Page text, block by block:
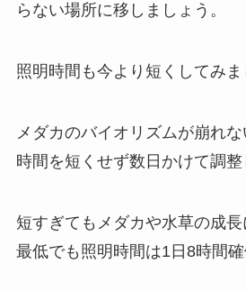
らない場所に移しましょう。
照明時間も今より短くしてみま
メダカのバイオリズムが崩れ
時間を短くせず数日かけて調整
短すぎてもメダカや水草の成長
最低でも照明時間は1日8時間確